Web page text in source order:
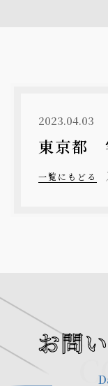
2023.04.03
東京都
一覧にもどる
お問